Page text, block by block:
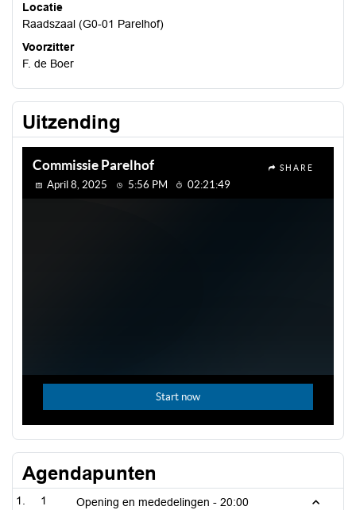
Locatie
Raadszaal (G0-01 Parelhof)
Voorzitter
F. de Boer
Uitzending
Agendapunten
1 Opening en mededelingen - 20:00